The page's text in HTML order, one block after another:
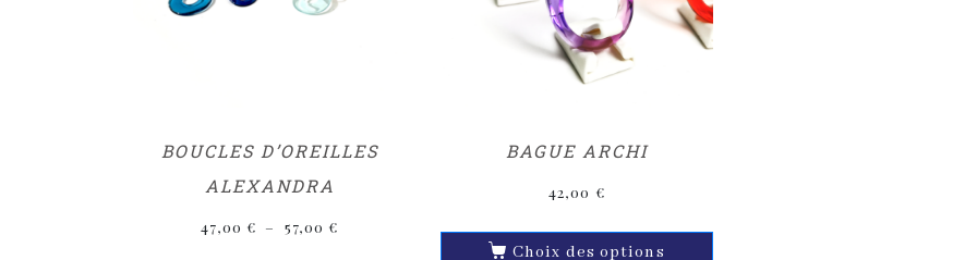
BOUCLES D’OREILLES
ALEXANDRA
47,00 € – 57,00 €
BAGUE ARCHI
42,00 €
Choix des options